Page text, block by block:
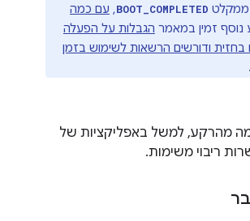
ממקלט BOOT_COMPLETED
, עם כמה
נוסף זמין במאמר הגבלות על הפעלה
בחזית ודורשים הרשאות לשימוש בזמן
.
מהרקע, למשל באפליקציות של
ריבוי משימות.